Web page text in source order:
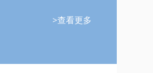
>查看更多